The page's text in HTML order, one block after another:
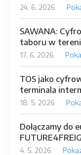
24. 6. 2026
SAWANA:
taboru w
17. 6. 2026
TOS jako
terminala
18. 5. 2026
Dołączamy do
4. 5. 2026